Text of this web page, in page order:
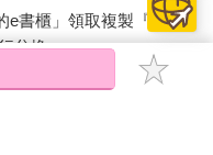
書櫃」領取複製『兌換
兌換。
子書僅能以金石堂專屬